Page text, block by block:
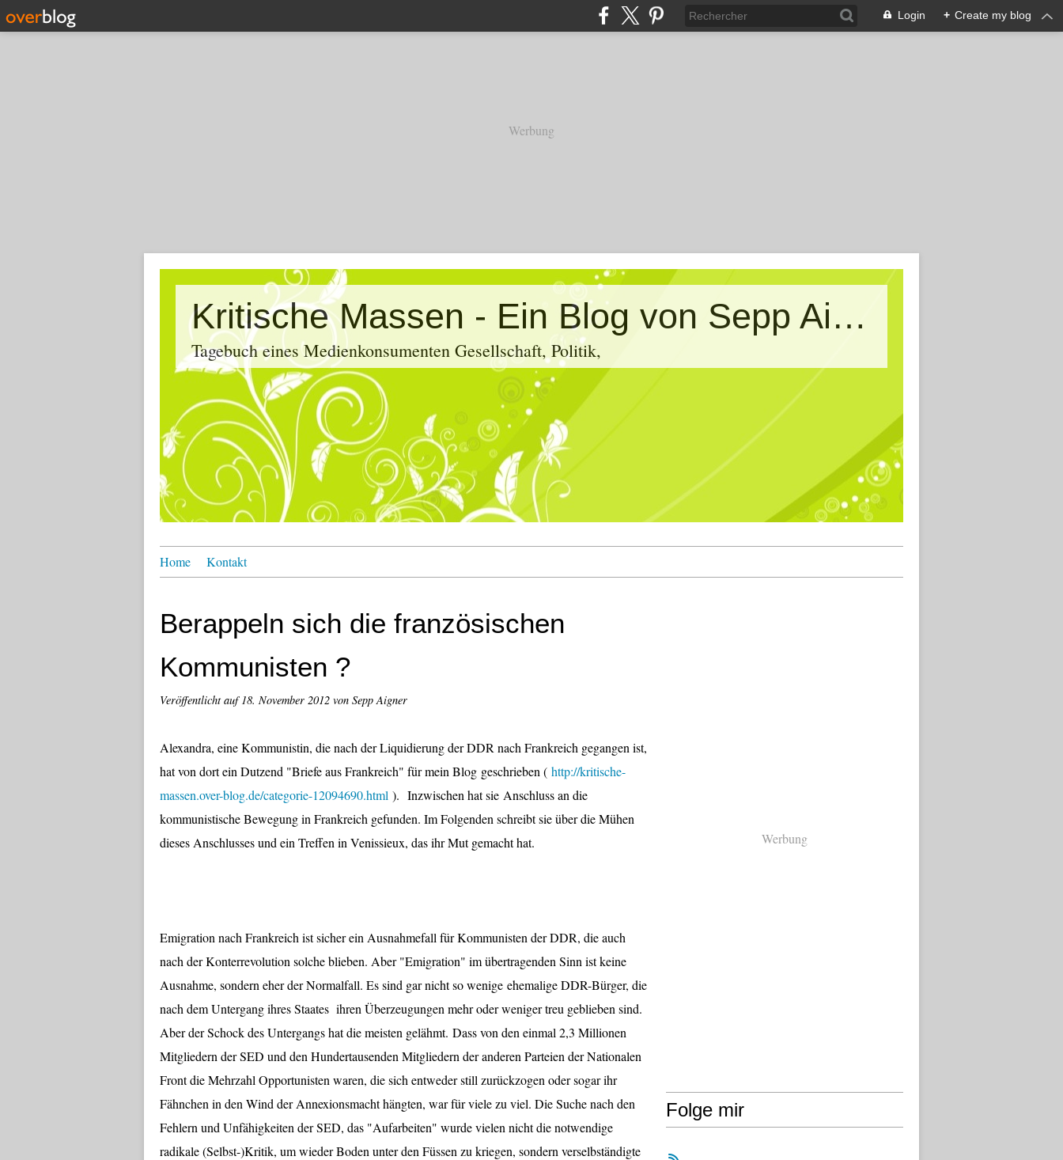
Login + Create my blog
Werbung
Kritische Massen - Ein Blog von Sepp Aigner
Tagebuch eines Medienkonsumenten Gesellschaft, Politik,
Home Kontakt
Berappeln sich die französischen
Kommunisten ?
Veröffentlicht auf18. November 2012 von Sepp Aigner
Alexandra, eine Kommunistin, die nach der Liquidierung der DDR nach Frankreich gegangen ist,
hat von dort ein Dutzend "Briefe aus Frankreich" für mein Blog geschrieben ( http://kritische-
massen.over-blog.de/categorie-12094690.html ). Inzwischen hat sie Anschluss an die
kommunistische Bewegung in Frankreich gefunden. Im Folgenden schreibt sie über die Mühen
dieses Anschlusses und ein Treffen in Venissieux, das ihr Mut gemacht hat.
Emigration nach Frankreich ist sicher ein Ausnahmefall für Kommunisten der DDR, die auch
nach der Konterrevolution solche blieben. Aber "Emigration" im übertragenden Sinn ist keine
Ausnahme, sondern eher der Normalfall. Es sind gar nicht so wenige ehemalige DDR-Bürger, die
nach dem Untergang ihres Staates ihren Überzeugungen mehr oder weniger treu geblieben sind.
Aber der Schock des Untergangs hat die meisten gelähmt. Dass von den einmal 2,3 Millionen
Mitgliedern der SED und den Hundertausenden Mitgliedern der anderen Parteien der Nationalen
Front die Mehrzahl Opportunisten waren, die sich entweder still zurückzogen oder sogar ihr
Fähnchen in den Wind der Annexionsmacht hängten, war für viele zu viel. Die Suche nach den
Fehlern und Unfähigkeiten der SED, das "Aufarbeiten" wurde vielen nicht die notwendige
radikale (Selbst-)Kritik, um wieder Boden unter den Füssen zu kriegen, sondern verselbständigte
Werbung
Folge mir